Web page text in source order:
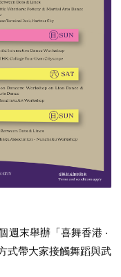
週末舉辦「喜舞香港 ‧
式帶大家接觸舞蹈與武